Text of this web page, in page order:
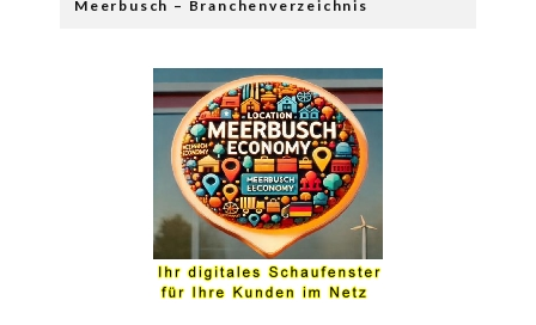
Meerbusch – Branchenverzeichnis